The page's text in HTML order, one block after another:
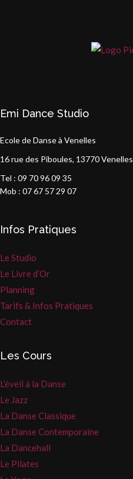
Emi Dance Studio
Ecole de Danse à Venelles
16 rue des Piboules, 13770 Venelles
Tel : 09 70 96 09 35
Mob : 07 67 57 29 07
Infos Pratiques
Le Studio
Le Livre d’Or
Planning
Tarifs & Infos Pratiques
Contact
Les Cours
L’éveil à la Danse
Le Jazz
La Danse Classique
La Danse Contemporaine
La Dancehall
Le Pilates